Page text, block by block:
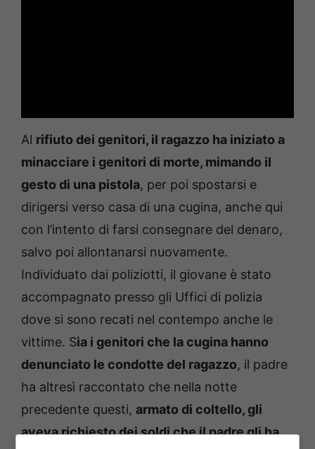
Al rifiuto dei genitori, il ragazzo ha iniziato a
minacciare i genitori di morte, mimando il
gesto di una pistola, per poi spostarsi e
dirigersi verso casa di una cugina, anche qui
con l’intento di farsi consegnare del denaro,
salvo poi allontanarsi nuovamente.
Individuato dai poliziotti, il giovane è stato
accompagnato presso gli Uffici di polizia
dove si sono recati nel contempo anche le
vittime. Sia i genitori che la cugina hanno
denunciato le condotte del ragazzo, il padre
ha altresì raccontato che nella notte
precedente questi, armato di coltello, gli
aveva richiesto dei soldi che il padre gli ha